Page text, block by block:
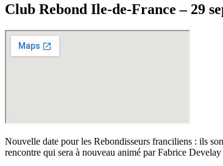
Club Rebond Ile-de-France – 29
Nouvelle date pour les Rebondisseurs franciliens : ils
rencontre qui sera à nouveau animé par Fabrice